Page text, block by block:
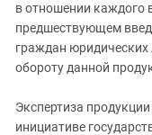
в отношении каждого
предшествующем
граждан
обороту данной
Экспертиза
инициативе